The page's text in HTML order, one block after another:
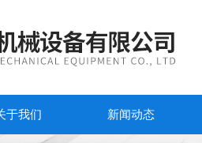
于我们 新闻动态